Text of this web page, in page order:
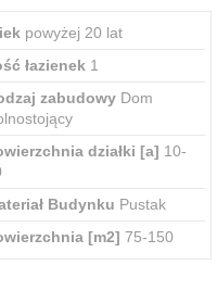
powyżej 20 lat
łazienek 1
zabudowy Dom
działki [a] 10-
Budynku Pustak
[m2] 75-150